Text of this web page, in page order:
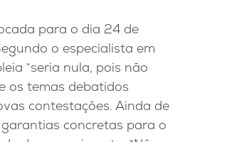
para o dia 24 de
o especialista em
“seria nula, pois não
os temas debatidos
contestações. Ainda de
concretas para o